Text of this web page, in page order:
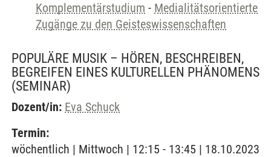
Komplementärstudium - Medialitätsorientierte
Zugänge zu den Geisteswissenschaften
POPULÄRE MUSIK – HÖREN, BESCHREIBEN,
BEGREIFEN EINES KULTURELLEN PHÄNOMENS
(SEMINAR)
Dozent/in: Eva Schuck
Termin:
wöchentlich | Mittwoch | 12:15 - 13:45 | 18.10.2023